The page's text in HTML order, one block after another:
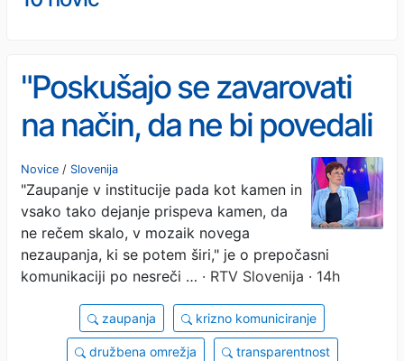
"Poskušajo se zavarovati
na način, da ne bi povedali
ali pa da ne bi še povedali"
Novice / Slovenija
"Zaupanje v institucije pada kot kamen in
vsako tako dejanje prispeva kamen, da
ne rečem skalo, v mozaik novega
nezaupanja, ki se potem širi," je o prepočasni
komunikaciji po nesreči … · RTV Slovenija · 14h
zaupanja krizno komuniciranje
družbena omrežja transparentnost